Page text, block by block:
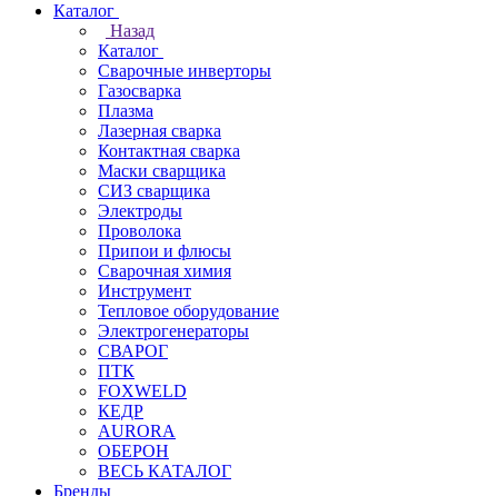
Каталог
Назад
Каталог
Сварочные инверторы
Газосварка
Плазма
Лазерная сварка
Контактная сварка
Маски сварщика
СИЗ сварщика
Электроды
Проволока
Припои и флюсы
Сварочная химия
Инструмент
Тепловое оборудование
Электрогенераторы
СВАРОГ
ПТК
FOXWELD
КЕДР
AURORA
ОБЕРОН
ВЕСЬ КАТАЛОГ
Бренды